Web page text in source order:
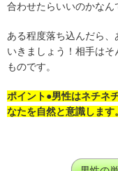
合わせたらいいのかなん
ある程度落ち込んだら、
いきましょう！相手はそ
ものです。
ポイント●男性はネチネ
なたを自然と意識します。